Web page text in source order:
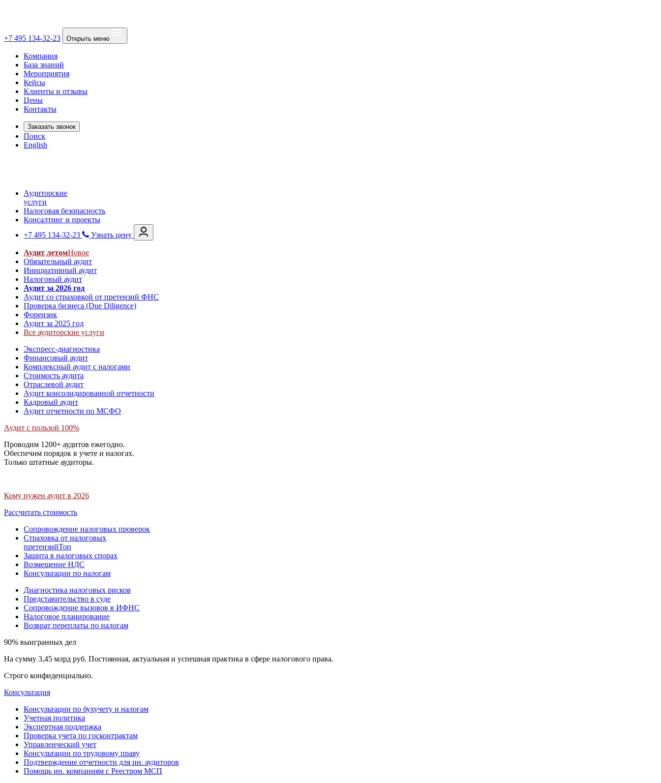
+7 495 134-32-23 Открыть меню
Компания
База знаний
Мероприятия
Кейсы
Клиенты и отзывы
Цены
Контакты
Заказать звонок
Поиск
English
Аудиторские
услуги
Налоговая безопасность
Консалтинг и проекты
+7 495 134-32-23
Узнать цену
Аудит летомНовое
Обязательный аудит
Инициативный аудит
Налоговый аудит
Аудит за 2026 год
Аудит со страховкой от претензий ФНС
Проверка бизнеса (Due Diligence)
Форензик
Аудит за 2025 год
Все аудиторские услуги
Экспресс-диагностика
Финансовый аудит
Комплексный аудит с налогами
Стоимость аудита
Отраслевой аудит
Аудит консолидированной отчетности
Кадровый аудит
Аудит отчетности по МСФО
Аудит с пользой 100%
Проводим 1200+ аудитов ежегодно.
Обеспечим порядок в учете и налогах.
Только штатные аудиторы.
Кому нужен аудит в 2026
Рассчитать стоимость
Сопровождение налоговых проверок
Страховка от налоговых
претензийТоп
Защита в налоговых спорах
Возмещение НДС
Консультации по налогам
Диагностика налоговых рисков
Представительство в суде
Сопровождение вызовов в ИФНС
Налоговое планирование
Возврат переплаты по налогам
90% выигранных дел
На сумму 3,45 млрд руб. Постоянная, актуальная и успешная практика в сфере налогового права.
Строго конфиденциально.
Консультация
Консультации по бухучету и налогам
Учетная политика
Экспертная поддержка
Проверка учета по госконтрактам
Управленческий учет
Консультации по трудовому праву
Подтверждение отчетности для ин. аудиторов
Помощь ин. компаниям с Реестром МСП